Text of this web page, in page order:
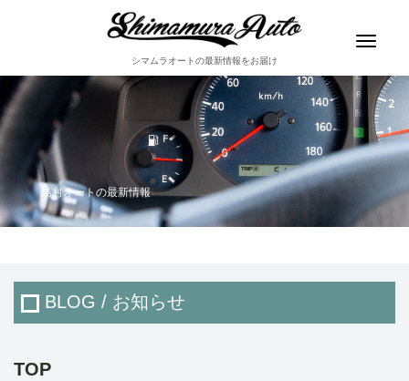
シマムラオートの最新情報をお届け
Toggle
島村オートの最新情報
BLOG / お知らせ
TOP